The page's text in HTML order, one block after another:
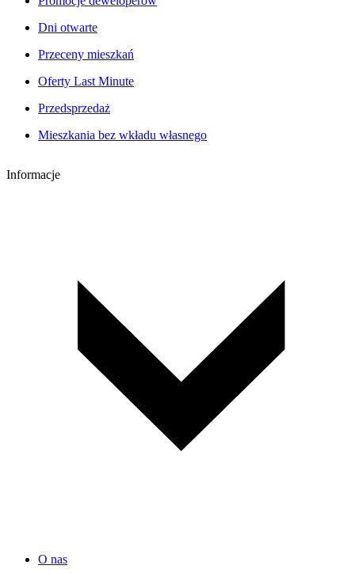
Dni otwarte
Przeceny mieszkań
Oferty Last Minute
Przedsprzedaż
Mieszkania bez wkładu własnego
Informacje
O nas